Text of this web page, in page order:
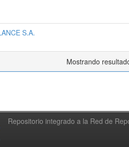
S.A.
Mostrando
Repositorio integrado a la Red de